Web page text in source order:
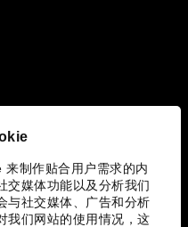
制作贴合用户需求的内
交媒体功能以及分析我们
与社交媒体、广告和分析
我们网站的使用情况，这